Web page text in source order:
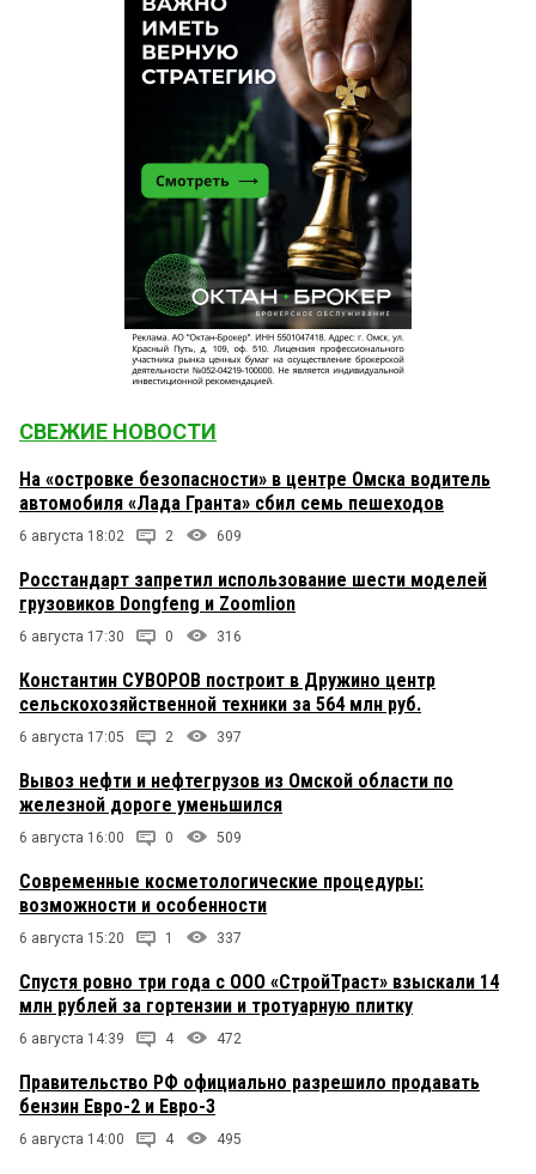
СВЕЖИЕ НОВОСТИ
На «островке безопасности» в центре Омска водитель
автомобиля «Лада Гранта» сбил семь пешеходов
6 августа 18:02 2 609
Росстандарт запретил использование шести моделей
грузовиков Dongfeng и Zoomlion
6 августа 17:30 0 316
Константин СУВОРОВ построит в Дружино центр
сельскохозяйственной техники за 564 млн руб.
6 августа 17:05 2 397
Вывоз нефти и нефтегрузов из Омской области по
железной дороге уменьшился
6 августа 16:00 0 509
Современные косметологические процедуры:
возможности и особенности
6 августа 15:20 1 337
Спустя ровно три года с ООО «СтройТраст» взыскали 14
млн рублей за гортензии и тротуарную плитку
6 августа 14:39 4 472
Правительство РФ официально разрешило продавать
бензин Евро-2 и Евро-3
6 августа 14:00 4 495